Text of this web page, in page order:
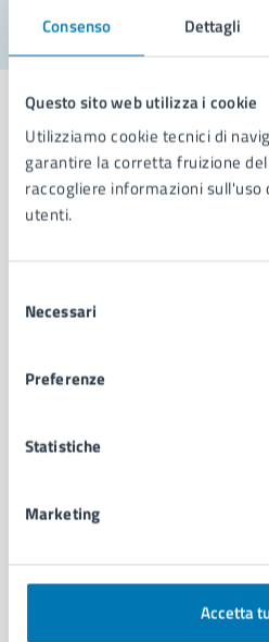
Consenso Dettagli
Questo sito web utilizza i cookie
Utilizziamo cookie tecnici di
garantire la corretta fruizione
raccogliere informazioni sull'uso
utenti.
delNecessari
Preferenze
Statistiche
Marketing
Accetta
Comune di Napoli
Organi di governo
Uffici
Enti e fondazioni
Personale amministrativo